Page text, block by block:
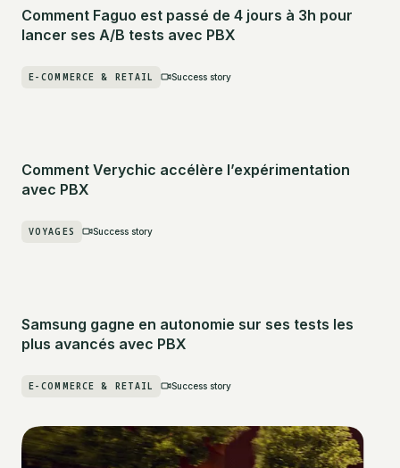
Comment Faguo est passé de 4 jours à 3h pour
lancer ses A/B tests avec PBX
E-COMMERCE & RETAIL Success story
Comment Verychic accélère l’expérimentation
avec PBX
VOYAGES Success story
Samsung gagne en autonomie sur ses tests les
plus avancés avec PBX
E-COMMERCE & RETAIL Success story